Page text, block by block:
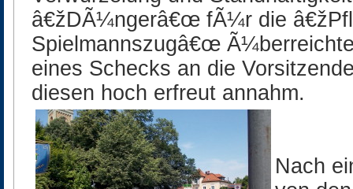
â€žDÃ¼ngerâ€œ fÃ¼r die
Spielmannszugâ€œ
eines Schecks an die
diesen hoch erfreut annahm.
Nach